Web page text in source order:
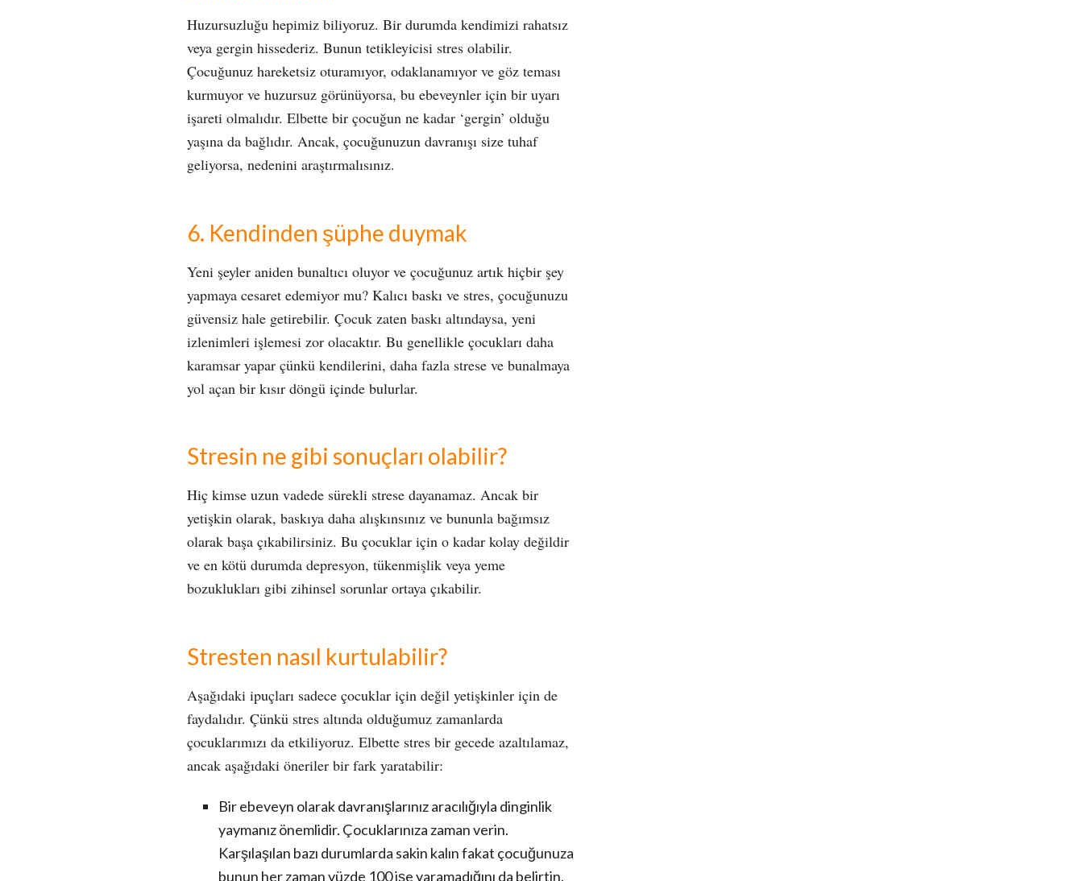
Huzursuzluğu hepimiz biliyoruz. Bir durumda kendimizi rahatsız
veya gergin hissederiz. Bunun tetikleyicisi stres olabilir.
Çocuğunuz hareketsiz oturamıyor, odaklanamıyor ve göz teması
kurmuyor ve huzursuz görünüyorsa, bu ebeveynler için bir uyarı
işareti olmalıdır. Elbette bir çocuğun ne kadar ‘gergin’ olduğu
yaşına da bağlıdır. Ancak, çocuğunuzun davranışı size tuhaf
geliyorsa, nedenini araştırmalısınız.
6. Kendinden şüphe duymak
Yeni şeyler aniden bunaltıcı oluyor ve çocuğunuz artık hiçbir şey
yapmaya cesaret edemiyor mu? Kalıcı baskı ve stres, çocuğunuzu
güvensiz hale getirebilir. Çocuk zaten baskı altındaysa, yeni
izlenimleri işlemesi zor olacaktır. Bu genellikle çocukları daha
karamsar yapar çünkü kendilerini, daha fazla strese ve bunalmaya
yol açan bir kısır döngü içinde bulurlar.
Stresin ne gibi sonuçları olabilir?
Hiç kimse uzun vadede sürekli strese dayanamaz. Ancak bir
yetişkin olarak, baskıya daha alışkınsınız ve bununla bağımsız
olarak başa çıkabilirsiniz. Bu çocuklar için o kadar kolay değildir
ve en kötü durumda depresyon, tükenmişlik veya yeme
bozuklukları gibi zihinsel sorunlar ortaya çıkabilir.
Stresten nasıl kurtulabilir?
Aşağıdaki ipuçları sadece çocuklar için değil yetişkinler için de
faydalıdır. Çünkü stres altında olduğumuz zamanlarda
çocuklarımızı da etkiliyoruz. Elbette stres bir gecede azaltılamaz,
ancak aşağıdaki öneriler bir fark yaratabilir:
Bir ebeveyn olarak davranışlarınız aracılığıyla dinginlik
yaymanız önemlidir. Çocuklarınıza zaman verin.
Karşılaşılan bazı durumlarda sakin kalın fakat çocuğunuza
bunun her zaman yüzde 100 işe yaramadığını da belirtin.